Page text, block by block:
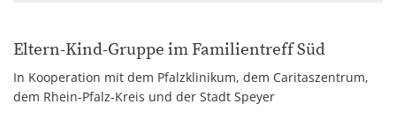
Eltern-Kind-Gruppe im Familientreff Süd
In Kooperation mit dem Pfalzklinikum, dem Caritaszentrum,
dem Rhein-Pfalz-Kreis und der Stadt Speyer